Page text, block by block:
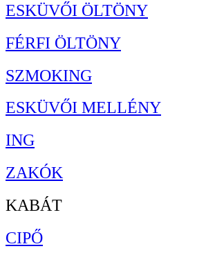
ESKÜVŐI ÖLTÖNY
FÉRFI ÖLTÖNY
SZMOKING
ESKÜVŐI MELLÉNY
ING
ZAKÓK
KABÁT
CIPŐ